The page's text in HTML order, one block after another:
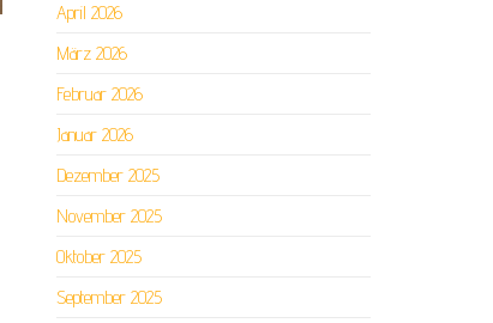
April 2026
März 2026
Februar 2026
Januar 2026
Dezember 2025
November 2025
Oktober 2025
September 2025